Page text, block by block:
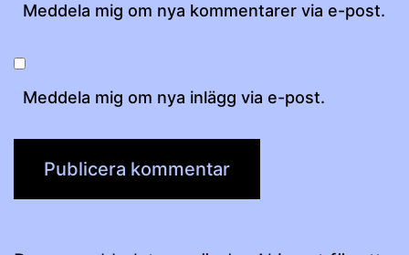
Meddela mig om nya kommentarer via e-post.
Meddela mig om nya inlägg via e-post.